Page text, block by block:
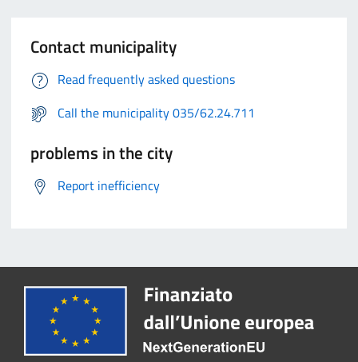
Contact municipality
Read frequently asked questions
Call the municipality 035/62.24.711
problems in the city
Report inefficiency